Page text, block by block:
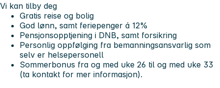
Vi kan tilby deg
Gratis reise og bolig
God lønn, samt feriepenger á 12%
Pensjonsopptjening i DNB, samt forsikring
Personlig oppfølging fra bemanningsansvarlig som
selv er helsepersonell
Sommerbonus fra og med uke 26 til og med uke 33
(ta kontakt for mer informasjon).